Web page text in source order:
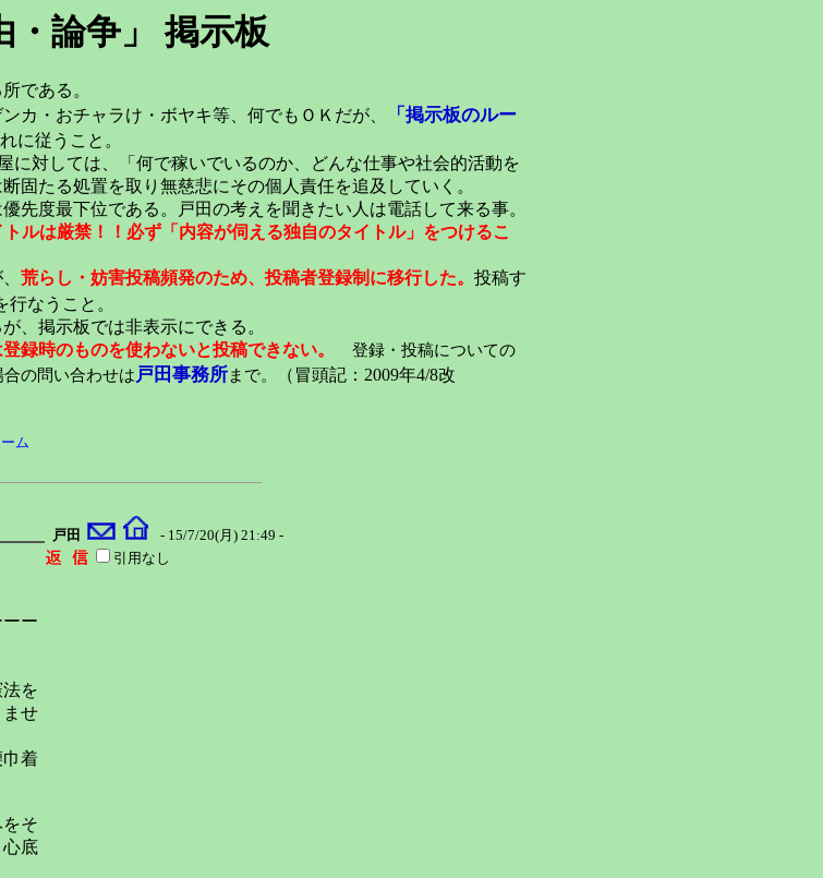
・論争」 掲示板
である。
カ・おチャラけ・ボヤキ等、何でもＯＫだが、
「掲示板のルー
に従うこと。
に対しては、「何で稼いでいるのか、どんな仕事や社会的活動を
固たる処置を取り無慈悲にその個人責任を追及していく。
先度最下位である。戸田の考えを聞きたい人は電話して来る事。
ルは厳禁！！必ず「内容が伺える独自のタイトル」をつけるこ
荒らし・妨害投稿頻発のため、投稿者登録制に移行した。 投稿す
なうこと。
、掲示板では非表示にできる。
録時のものを使わないと投稿できない。
登録・投稿についての
の問い合わせは戸田事務所まで。
（冒頭記：2009年4/8改
ム
戸田 - 15/7/20(月) 21:49 -
ー
を
せ
着
そ
底
引用なし